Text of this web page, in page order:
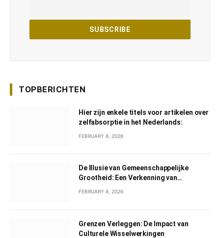
TOPBERICHTEN
Hier zijn enkele titels voor artikelen over
zelfabsorptie in het Nederlands:
FEBRUARY 8, 2026
De Illusie van Gemeenschappelijke
Grootheid: Een Verkenning van
Gemeenschappelijk Narcisme
FEBRUARY 8, 2026
Grenzen Verleggen: De Impact van
Culturele Wisselwerkingen